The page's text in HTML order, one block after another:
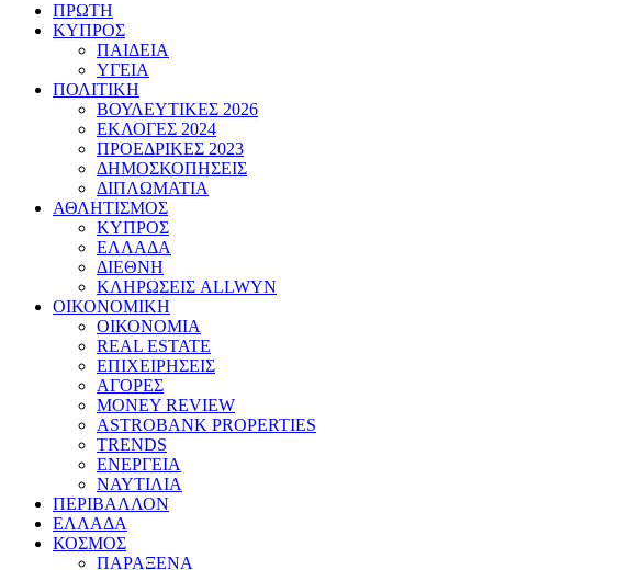
ΠΡΩΤΗ
ΚΥΠΡΟΣ
ΠΑΙΔΕΙΑ
ΥΓΕΙΑ
ΠΟΛΙΤΙΚΗ
ΒΟΥΛΕΥΤΙΚΕΣ 2026
ΕΚΛΟΓΕΣ 2024
ΠΡΟΕΔΡΙΚΕΣ 2023
ΔΗΜΟΣΚΟΠΗΣΕΙΣ
ΔΙΠΛΩΜΑΤΙΑ
ΑΘΛΗΤΙΣΜΟΣ
ΚΥΠΡΟΣ
ΕΛΛΑΔΑ
ΔΙΕΘΝΗ
ΚΛΗΡΩΣΕΙΣ ALLWYN
ΟΙΚΟΝΟΜΙΚΗ
ΟΙΚΟΝΟΜΙΑ
REAL ESTATE
ΕΠΙΧΕΙΡΗΣΕΙΣ
ΑΓΟΡΕΣ
MONEY REVIEW
ASTROBANK PROPERTIES
TRENDS
ΕΝΕΡΓΕΙΑ
ΝΑΥΤΙΛΙΑ
ΠΕΡΙΒΑΛΛΟΝ
ΕΛΛΑΔΑ
ΚΟΣΜΟΣ
ΠΑΡΑΞΕΝΑ